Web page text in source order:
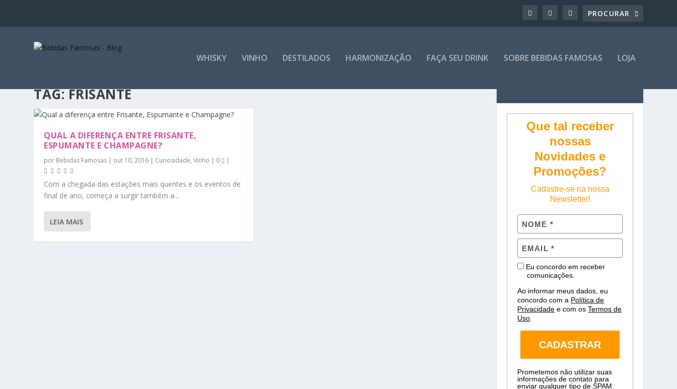
WHISKY VINHO DESTILADOS HARMONIZAÇÃO FAÇA SEU DRINK SOBRE BEBIDAS FAMOSAS LOJA
TAG:FRISANTE
QUAL A DIFERENÇA ENTRE FRISANTE,
ESPUMANTE E CHAMPAGNE?
por Bebidas Famosas | out 10, 2016 | Curiosidade,Vinho | 0 |
Com a chegada das estações mais quentes e os eventos de
final de ano, começa a surgir também a...
LEIA MAIS
Que tal receber
nossas
Novidades e
Promoções?
Cadastre-se na nossa
Newsletter!
Eu concordo em receber
comunicações.
Ao informar meus dados, eu
concordo com a Política de
Privacidade e com osTermos de
Uso
CADASTRAR
Prometemos não utilizar suas
informações de contato para
enviar qualquer tipo de SPAM.